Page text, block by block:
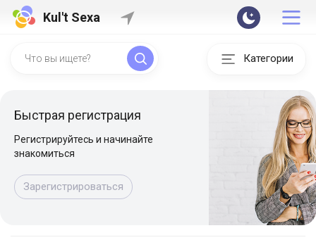
Kul't Sexa
Категории
Быстрая регистрация
Регистрируйтесь и начинайте
знакомиться
Зарегистрироваться